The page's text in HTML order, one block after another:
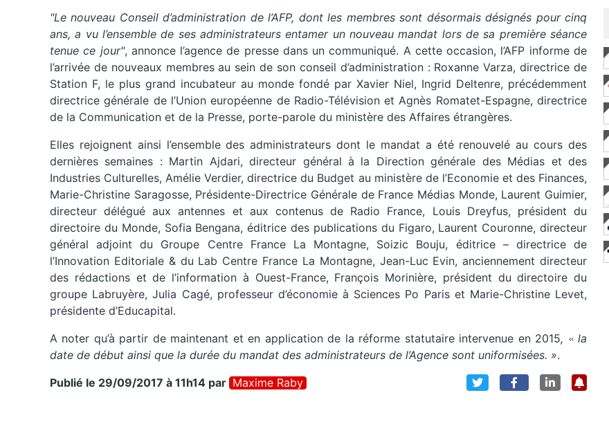
"Le nouveau Conseil d’administration de l’AFP, dont les membres sont désormais désignés pour cinq
ans, a vu l’ensemble de ses administrateurs entamer un nouveau mandat lors de sa première séance
tenue ce jour", annonce l’agence de presse dans un communiqué. A cette occasion, l’AFP informe de
l’arrivée de nouveaux membres au sein de son conseil d’administration : Roxanne Varza, directrice de
Station F, le plus grand incubateur au monde fondé par Xavier Niel, Ingrid Deltenre, précédemment
directrice générale de l’Union européenne de Radio-Télévision et Agnès Romatet-Espagne, directrice
de la Communication et de la Presse, porte-parole du ministère des Affaires étrangères.
Elles rejoignent ainsi l’ensemble des administrateurs dont le mandat a été renouvelé au cours des
dernières semaines : Martin Ajdari, directeur général à la Direction générale des Médias et des
Industries Culturelles, Amélie Verdier, directrice du Budget au ministère de l’Economie et des Finances,
Marie-Christine Saragosse, Présidente-Directrice Générale de France Médias Monde, Laurent Guimier,
directeur délégué aux antennes et aux contenus de Radio France, Louis Dreyfus, président du
directoire du Monde, Sofia Bengana, éditrice des publications du Figaro, Laurent Couronne, directeur
général adjoint du Groupe Centre France La Montagne, Soizic Bouju, éditrice – directrice de
l’Innovation Editoriale & du Lab Centre France La Montagne, Jean-Luc Evin, anciennement directeur
des rédactions et de l’information à Ouest-France, François Morinière, président du directoire du
groupe Labruyère, Julia Cagé, professeur d’économie à Sciences Po Paris et Marie-Christine Levet,
présidente d’Educapital.
A noter qu’à partir de maintenant et en application de la réforme statutaire intervenue en 2015, «la
date de début ainsi que la durée du mandat des administrateurs de l’Agence sont uniformisées. ».
Publié le 29/09/2017 à 11h14 par Maxime Raby